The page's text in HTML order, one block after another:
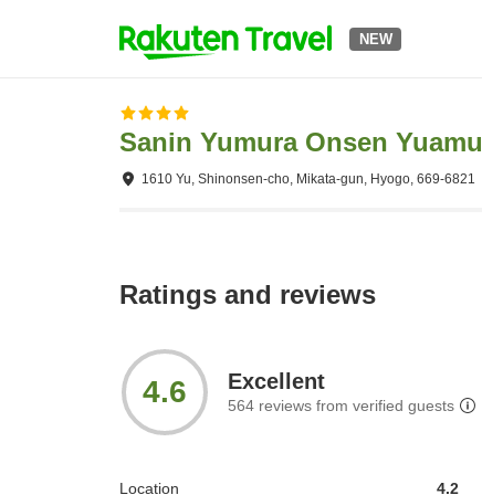
NEW
Sanin Yumura Onsen Yuamu
1610 Yu, Shinonsen-cho, Mikata-gun, Hyogo, 669-6821
Ratings and reviews
4.6 Excellent
564 reviews from verified guests
Location 4.2